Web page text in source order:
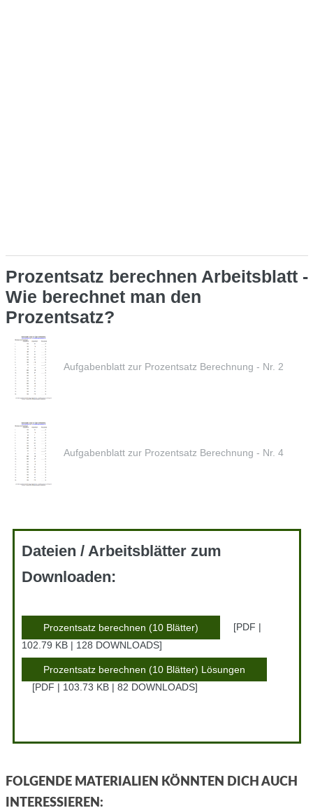
Prozentsatz berechnen Arbeitsblatt -
Wie berechnet man den
Prozentsatz?
Aufgabenblatt zur Prozentsatz Berechnung - Nr. 2
Aufgabenblatt zur Prozentsatz Berechnung - Nr. 4
Dateien / Arbeitsblätter zum
Downloaden:
Prozentsatz berechnen (10 Blätter)
PDF |
102.79 KB | 128 DOWNLOADS
Prozentsatz berechnen (10 Blätter) Lösungen
PDF | 103.73 KB | 82 DOWNLOADS
FOLGENDE MATERIALIEN KÖNNTEN DICH AUCH
INTERESSIEREN: